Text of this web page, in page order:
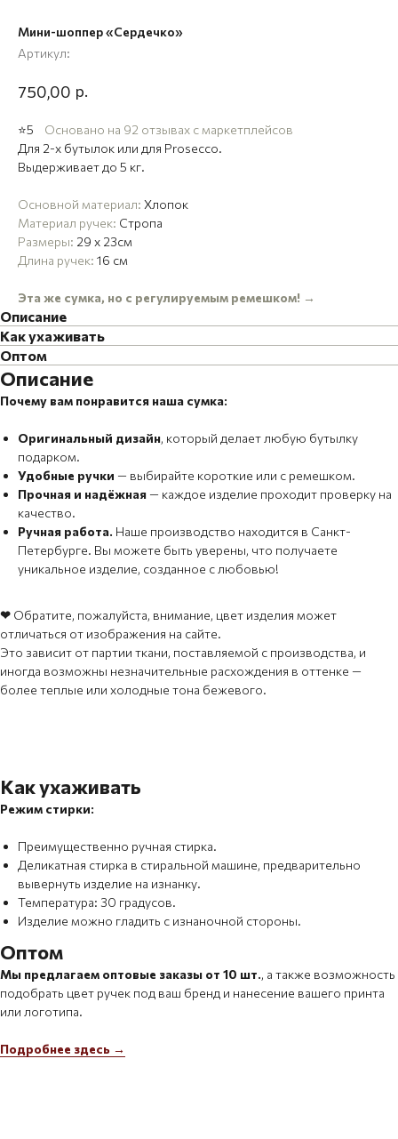
Мини-шоппер «Сердечко»
Артикул:
750,00 р.
⭐5 Основано на 92 отзывах с маркетплейсов
Для 2-х бутылок или для Рrosecco.
Выдерживает до 5 кг.
Основной материал: Хлопок
Материал ручек: Стропа
Размеры: 29 x 23см
Длина ручек: 16 см
Эта же сумка, но с регулируемым ремешком! →
Описание
Как ухаживать
Оптом
Описание
Почему вам понравится наша сумка:
Оригинальный дизайн, который делает любую бутылку
подарком.
Удобные ручки — выбирайте короткие или с ремешком.
Прочная и надёжная — каждое изделие проходит проверку на
качество.
Ручная работа. Наше производство находится в Санкт-
Петербурге. Вы можете быть уверены, что получаете
уникальное изделие, созданное с любовью!
❤ Обратите, пожалуйста, внимание, цвет изделия может
отличаться от изображения на сайте.
Это зависит от партии ткани, поставляемой с производства, и
иногда возможны незначительные расхождения в оттенке —
более теплые или холодные тона бежевого.
Как ухаживать
Режим стирки:
Преимущественно ручная стирка.
Деликатная стирка в стиральной машине, предварительно
вывернуть изделие на изнанку.
Температура: 30 градусов.
Изделие можно гладить с изнаночной стороны.
Оптом
Мы предлагаем оптовые заказы от 10 шт., а также возможность
подобрать цвет ручек под ваш бренд и нанесение вашего принта
или логотипа.
Подробнее здесь →